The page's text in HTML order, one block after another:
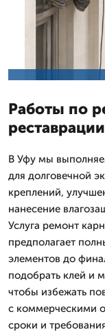
Работы по
реставрации
В Уфу мы
для долговечной
креплений,
нанесение
Услуга ремонт
предполагает
элементов до
подобрать клей и
чтобы избежать
с коммерческими
сроки и